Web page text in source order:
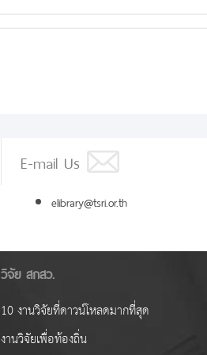
E-mail Us
elibrary@tsri.or.th
วิจัย สกสว.
10 งานวิจัยที่ดาวน์โหลดมากที่สุด
งานวิจัยเพื่อท้องถิ่น